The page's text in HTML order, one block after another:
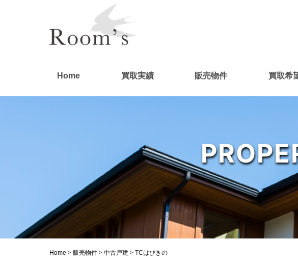
Home 買取実績 販売物件 買取希
Home > 販売物件 > 中古戸建 > TCはびきの